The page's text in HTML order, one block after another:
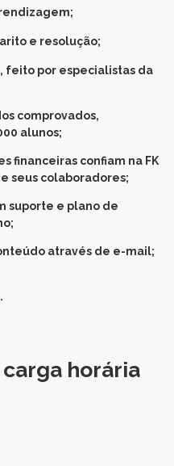
e resolução;
feito por especialistas da
comprovados,
alunos;
financeiras confiam na FK
seus colaboradores;
suporte e plano de
através de e-mail;
horária